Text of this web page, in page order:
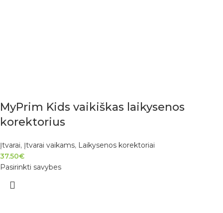
MyPrim Kids vaikiškas laikysenos
korektorius
Įtvarai, Įtvarai vaikams, Laikysenos korektoriai
37.50€
Pasirinkti savybes